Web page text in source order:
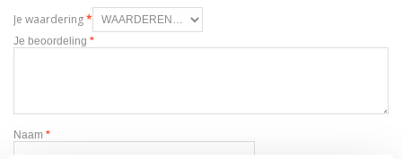
Je waardering*
Je beoordeling *
Naam *